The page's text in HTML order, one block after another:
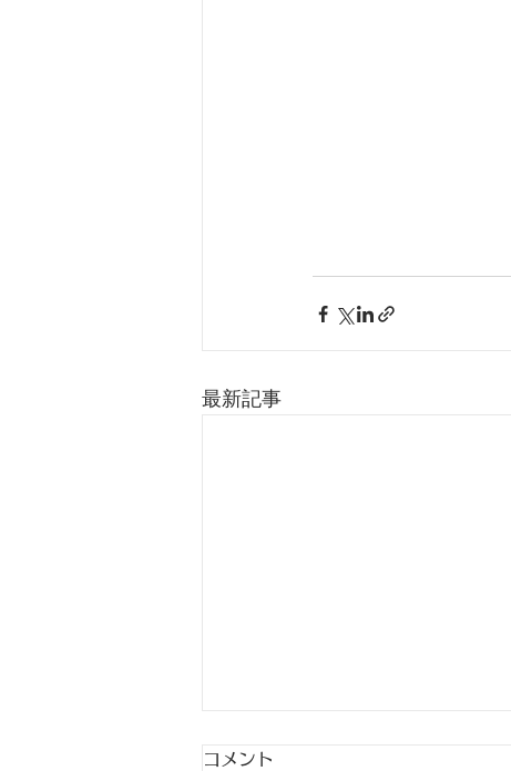
最新記事
コメント